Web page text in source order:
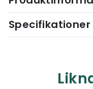
Specifikationer